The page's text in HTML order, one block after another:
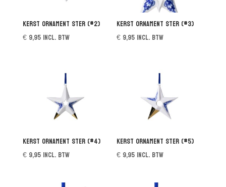
Kerst ornament Ster (#2)
€9,95 incl. btw
Kerst ornament Ster (#3)
€ 9,95 incl. btw
Kerst ornament Ster (#4)
€9,95 incl. btw
Kerst ornament Ster (#5)
€ 9,95 incl. btw